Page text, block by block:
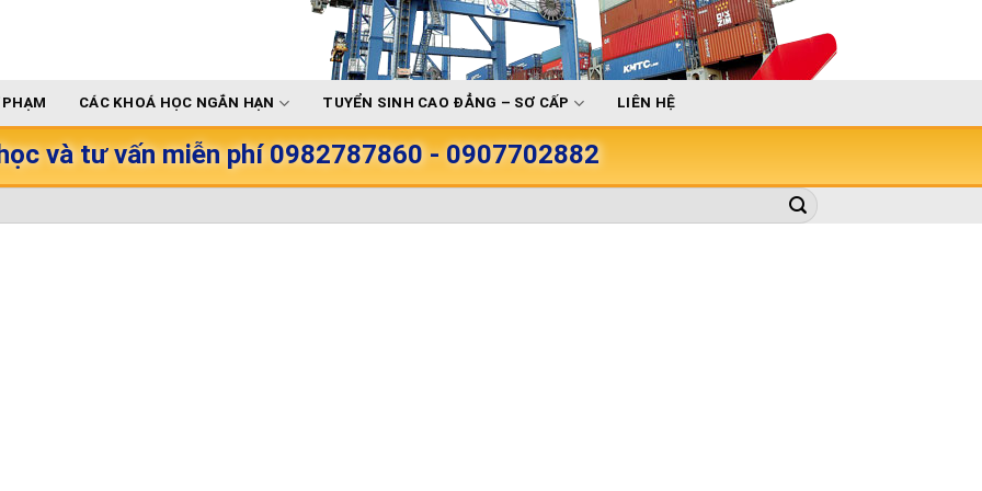
CÁC KHOÁ HỌC NGẮN HẠN TUYỂN SINH CAO ĐẲNG – SƠ CẤP LIÊN HỆ
và tư vấn miễn phí 0982787860 - 0907702882